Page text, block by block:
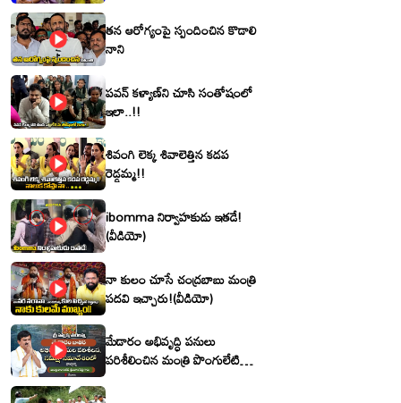
తన ఆరోగ్యంపై స్పందించిన కొడాలి
నాని
పవన్ కళ్యాణ్‌ని చూసి సంతోషంలో
ఇలా..!!
శివంగి లెక్క శివాలెత్తిన కడప
రెడ్డమ్మ!!
ibomma నిర్వాహకుడు ఇతడే!
(వీడియో)
నా కులం చూసే చంద్రబాబు మంత్రి
పదవి ఇచ్చారు!(వీడియో)
మేడారం అభివృద్ధి పనులు
పరిశీలించిన మంత్రి పొంగులేటి